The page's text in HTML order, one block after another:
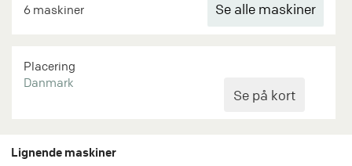
6 maskiner Se alle maskiner
Placering
Danmark
Lignende maskiner